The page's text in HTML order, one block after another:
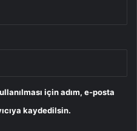
için adım, e-posta
kaydedilsin.